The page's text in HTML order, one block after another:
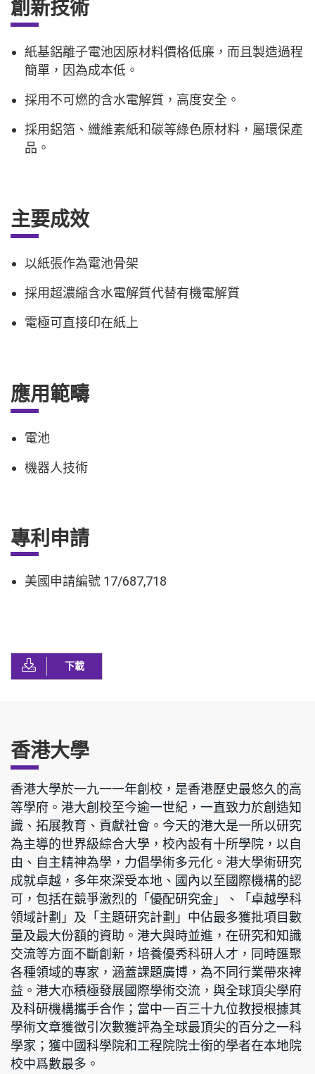
創新技術
紙基鋁離子電池因原材料價格低廉，而且製造過程
簡單，因為成本低。
採用不可燃的含水電解質，高度安全。
採用鋁箔、纖維素紙和碳等綠色原材料，屬環保產
品。
主要成效
以紙張作為電池骨架
採用超濃縮含水電解質代替有機電解質
電極可直接印在紙上
應用範疇
電池
機器人技術
專利申請
美國申請編號 17/687,718
下載
香港大學
香港大學於一九一一年創校，是香港歷史最悠久的高
等學府。港大創校至今逾一世紀，一直致力於創造知
識、拓展教育、貢獻社會。今天的港大是一所以研究
為主導的世界級綜合大學，校內設有十所學院，以自
由、自主精神為學，力倡學術多元化。港大學術研究
成就卓越，多年來深受本地、國內以至國際機構的認
可，包括在競爭激烈的「優配研究金」、「卓越學科
領域計劃」及「主題研究計劃」中佔最多獲批項目數
量及最大份額的資助。港大與時並進，在研究和知識
交流等方面不斷創新，培養優秀科研人才，同時匯聚
各種領域的專家，涵蓋課題廣博，為不同行業帶來裨
益。港大亦積極發展國際學術交流，與全球頂尖學府
及科研機構攜手合作；當中一百三十九位教授根據其
學術文章獲徵引次數獲評為全球最頂尖的百分之一科
學家；獲中國科學院和工程院院士銜的學者在本地院
校中爲數最多。